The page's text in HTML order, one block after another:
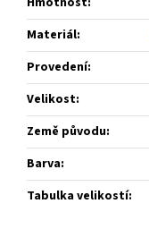
Materiál:
Provedení:
Velikost:
Země původu:
Barva:
Tabulka velikostí: